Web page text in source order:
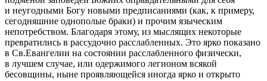
и неугодными Богу новыми предписаниями (как, к примеру,
сегодняшние однополые браки) и прочим языческим
непотребством. Благодаря этому, из мыслящих некоторые
превратились в рассудочно расслабленных. Это ярко показано
в Св.Евангелии на состоянии расслабленного физически,
в лучшем случае, или одержимого легионом всякой
бесовщины, ныне проявляющейся иногда ярко и открыто